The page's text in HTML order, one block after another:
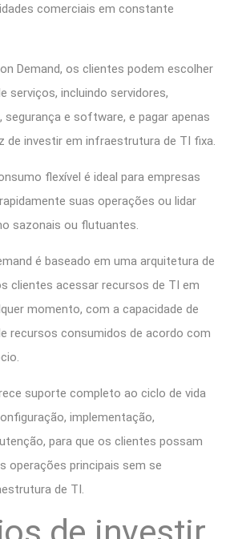
comerciais em constante
Demand, os clientes podem escolher
serviços, incluindo servidores,
segurança e software, e pagar apenas
de investir em infraestrutura de TI fixa.
flexível é ideal para empresas
suas operações ou lidar
sazonais ou flutuantes.
é baseado em uma arquitetura de
clientes acessar recursos de TI em
momento, com a capacidade de
recursos consumidos de acordo com
suporte completo ao ciclo de vida
implementação,
para que os clientes possam
operações principais sem se
de TI.